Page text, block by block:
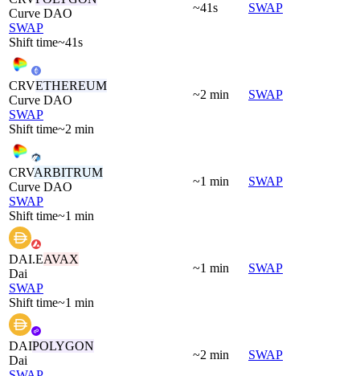
Curve DAO
SWAP
Shift time~41s
~41s SWAP
CRVETHEREUM
Curve DAO
SWAP
Shift time~2 min
~2 min SWAP
CRVARBITRUM
Curve DAO
SWAP
Shift time~1 min
~1 min SWAP
DAI.EAVAX
Dai
SWAP
Shift time~1 min
~1 min SWAP
DAIPOLYGON
Dai
~2 min SWAP